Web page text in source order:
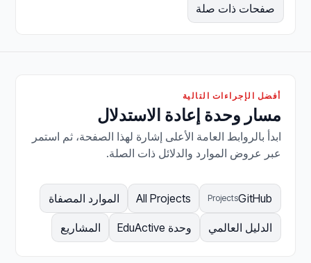
صفحات ذات صلة
أفضل الإجراءات التالية
مسار وحدة إعادة الاستدلال
ابدأ بالروابط العامة الأعلى إشارة لهذا الصفحة، ثم استمر
عبر عروض الموارد والدلائل ذات الصلة.
GitHub
Projects
All Projects الموارد المصفاة
الدليل العالمي وحدة EduActive المشاريع